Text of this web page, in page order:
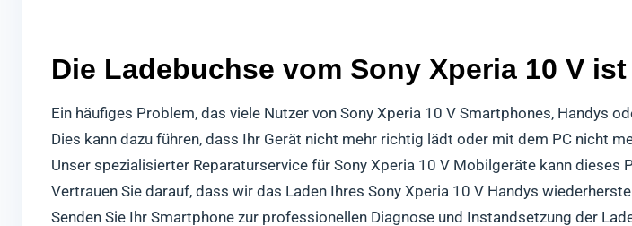
Die Ladebuchse vom Sony Xperia 10 V
Ein häufiges Problem, das viele Nutzer von Sony Xperia 10 V Smartphones, Handys
Dies kann dazu führen, dass Ihr Gerät nicht mehr richtig lädt oder mit dem PC nicht
Unser spezialisierter Reparaturservice für Sony Xperia 10 V Mobilgeräte kann dieses
Vertrauen Sie darauf, dass wir das Laden Ihres Sony Xperia 10 V Handys
Senden Sie Ihr Smartphone zur professionellen Diagnose und Instandsetzung der